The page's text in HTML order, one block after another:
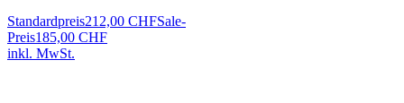
Standardpreis212,00 CHFSale-
Preis185,00 CHF
inkl. MwSt.